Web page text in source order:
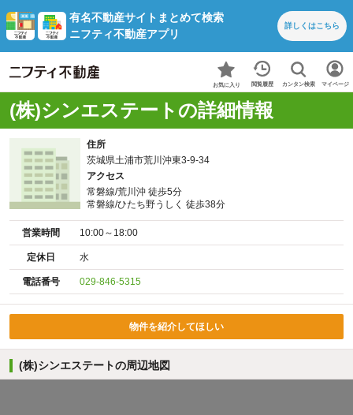
有名不動産サイトまとめて検索
ニフティ不動産アプリ
詳しくはこちら
お気に入り 閲覧履歴 カンタン検索 マイページ
(株)シンエステートの詳細情報
住所
茨城県土浦市荒川沖東3-9-34
アクセス
常磐線/荒川沖 徒歩5分
常磐線/ひたち野うしく 徒歩38分
営業時間 10:00～18:00
定休日 水
電話番号 029-846-5315
物件を紹介してほしい
(株)シンエステートの周辺地図